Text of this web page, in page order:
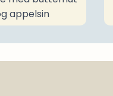
appelsin